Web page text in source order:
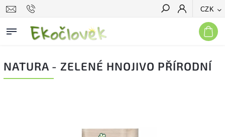
CZK
Hledat
NATURA - ZELENÉ HNOJIVO PŘÍRODNÍ